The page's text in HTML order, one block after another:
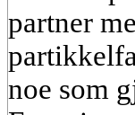
partner
noe som